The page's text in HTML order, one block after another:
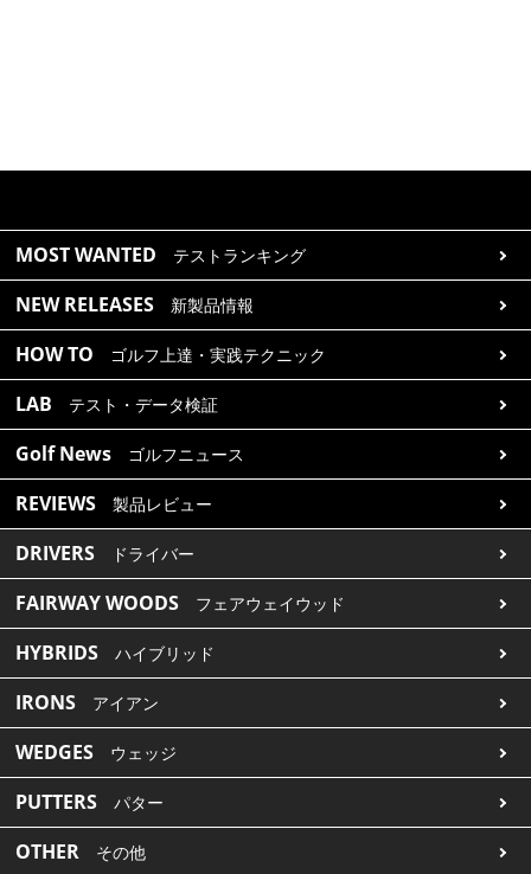
MOST WANTED テストランキング
NEW RELEASES 新製品情報
HOW TO ゴルフ上達・実践テクニック
LAB テスト・データ検証
Golf News ゴルフニュース
REVIEWS 製品レビュー
DRIVERS ドライバー
FAIRWAY WOODS フェアウェイウッド
HYBRIDS ハイブリッド
IRONS アイアン
WEDGES ウェッジ
PUTTERS パター
OTHER その他